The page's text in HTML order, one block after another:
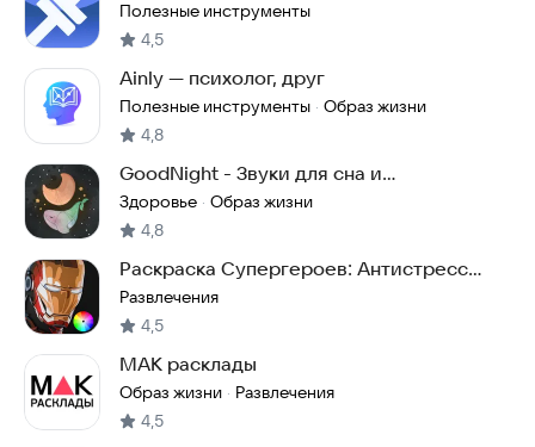
Полезные инструменты
4,5
Ainly — психолог, друг
Полезные инструменты · Образ жизни
4,8
GoodNight - Звуки для сна и
расслабления
Здоровье · Образ жизни
4,8
Раскраска Супергероев: Антистресс
Комиксы
Развлечения
4,5
MAK расклады
Образ жизни · Развлечения
4,5